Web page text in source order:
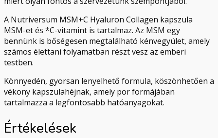
A Nutriversum MSM+C Hyaluron Collagen kapszula
MSM-et és *C-vitamint is tartalmaz. Az MSM egy
bennünk is bőségesen megtalálható kénvegyület, amely
számos élettani folyamatban részt vesz az emberi
testben.
Könnyedén, gyorsan lenyelhető formula, köszönhetően a
vékony kapszulahéjnak, amely por formájában
tartalmazza a legfontosabb hatóanyagokat.
Értékelések